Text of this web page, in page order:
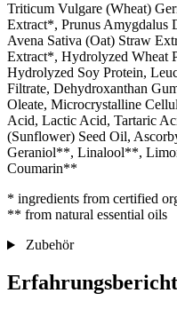
Triticum Vulgare (Wheat)
Extract*, Prunus Amygdalus
Avena Sativa (Oat) Straw
Extract*, Hydrolyzed Wheat
Hydrolyzed Soy Protein,
Filtrate, Dehydroxanthan
Oleate, Microcrystalline
Acid, Lactic Acid, Tartaric
(Sunflower) Seed Oil,
Geraniol**, Linalool**,
Coumarin**
* ingredients from certified
** from natural essential oils
Zubehör